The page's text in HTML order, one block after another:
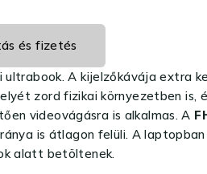
és fizetés
A kijelzőkávája extra
zord fizikai környezetben is,
videovágásra is alkalmas. A
is átlagon felüli. A laptopban
alatt betöltenek.